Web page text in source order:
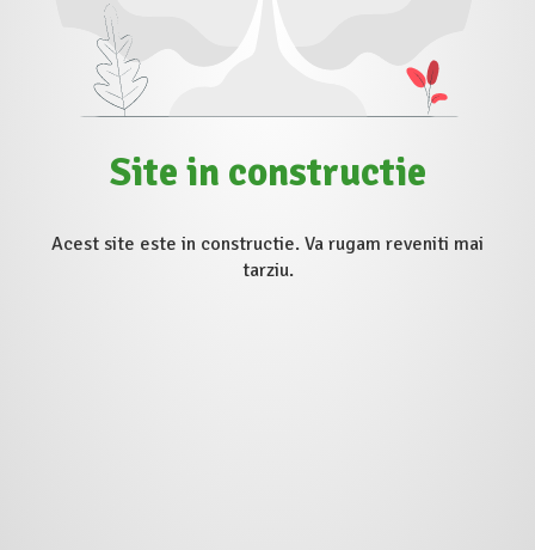
Site in constructie
Acest site este in constructie. Va rugam reveniti mai
tarziu.